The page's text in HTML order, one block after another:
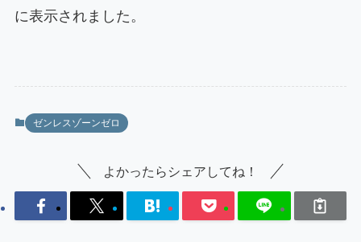
に表示されました。
ゼンレスゾーンゼロ
よかったらシェアしてね！